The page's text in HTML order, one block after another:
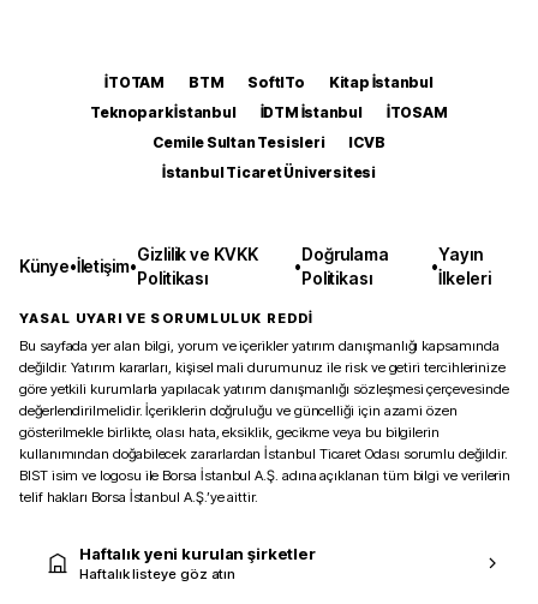
İTOTAM BTM SoftITo
Kitap İstanbul
Teknopark İstanbul
İDTM İstanbul
İTOSAM
Cemile Sultan Tesisleri
ICVB
İstanbul Ticaret Üniversitesi
Künye•İletişim•
Gizlilik ve KVKK
Politikası
•
Doğrulama
Politikası
•
Yayın
İlkeleri
YASAL UYARI VE SORUMLULUK REDDİ
Bu sayfada yer alan bilgi, yorum ve içerikler yatırım danışmanlığı kapsamında
değildir. Yatırım kararları, kişisel mali durumunuz ile risk ve getiri tercihlerinize
göre yetkili kurumlarla yapılacak yatırım danışmanlığı sözleşmesi çerçevesinde
değerlendirilmelidir. İçeriklerin doğruluğu ve güncelliği için azami özen
gösterilmekle birlikte, olası hata, eksiklik, gecikme veya bu bilgilerin
kullanımından doğabilecek zararlardan İstanbul Ticaret Odası sorumlu değildir.
BIST isim ve logosu ile Borsa İstanbul A.Ş. adına açıklanan tüm bilgi ve verilerin
telif hakları Borsa İstanbul A.Ş.’ye aittir.
Haftalık yeni kurulan şirketler
Haftalık listeye göz atın